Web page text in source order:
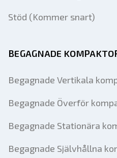
Stöd (Kommer snart)
BEGAGNADE
Begagnade Vertikala
Begagnade Överför
Begagnade Stationära
Begagnade Självhållna